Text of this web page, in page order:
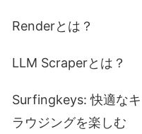
Renderとは？
LLM Scraperとは？
Surfingkeys: 快適な
ラウジングを楽しむ